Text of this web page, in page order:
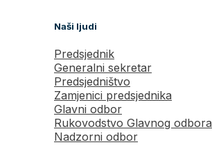
Naši ljudi
Predsjednik
Generalni sekretar
Predsjedništvo
Zamjenici predsjednika
Glavni odbor
Rukovodstvo Glavnog odbora
Nadzorni odbor